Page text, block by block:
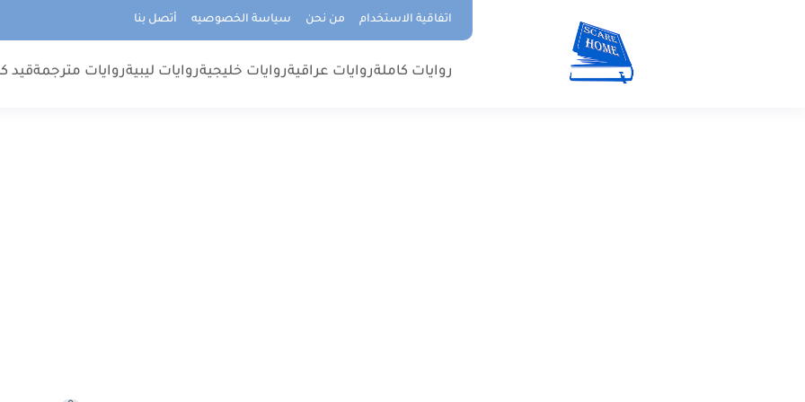
اتفاقية الاستخدام من نحن سياسة الخصوصيه أتصل بنا
روايات كاملةروايات عراقيةروايات خليجيةروايات ليبيةروايات مترجمةقيد